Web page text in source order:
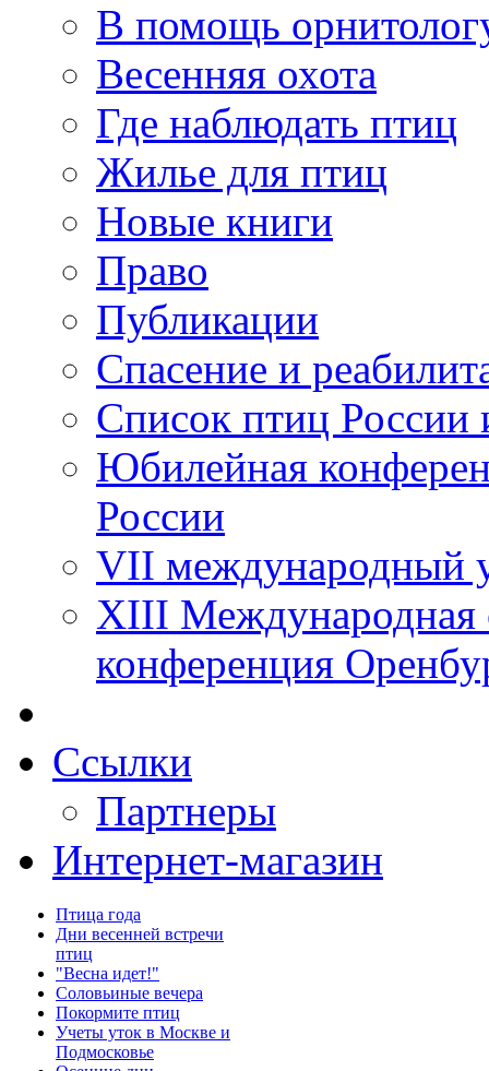
В помощь
Весенняя охота
Где наблюдать птиц
Жилье для птиц
Новые книги
Право
Публикации
Спасение и
Список птиц России
Юбилейная
России
VII международный
XIII Международная
конференция
Ссылки
Партнеры
Интернет-магазин
Птица года
Дни весенней встречи
птиц
"Весна идет!"
Соловьиные вечера
Покормите птиц
Учеты уток в Москве и
Подмосковье